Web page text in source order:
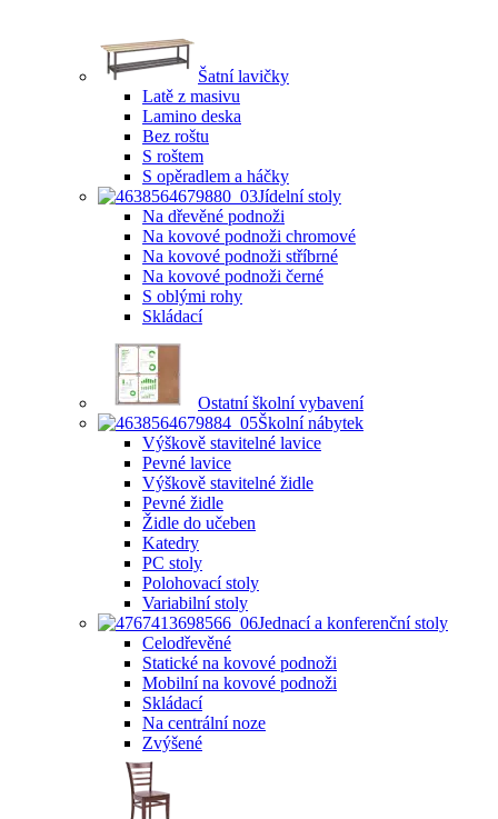
Šatní lavičky
Latě z masivu
Lamino deska
Bez roštu
S roštem
S opěradlem a háčky
Jídelní stoly
Na dřevěné podnoži
Na kovové podnoži chromové
Na kovové podnoži stříbrné
Na kovové podnoži černé
S oblými rohy
Skládací
Ostatní školní vybavení
Školní nábytek
Výškově stavitelné lavice
Pevné lavice
Výškově stavitelné židle
Pevné židle
Židle do učeben
Katedry
PC stoly
Polohovací stoly
Variabilní stoly
Jednací a konferenční stoly
Celodřevěné
Statické na kovové podnoži
Mobilní na kovové podnoži
Skládací
Na centrální noze
Zvýšené